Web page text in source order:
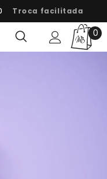
Troca facilitada
0